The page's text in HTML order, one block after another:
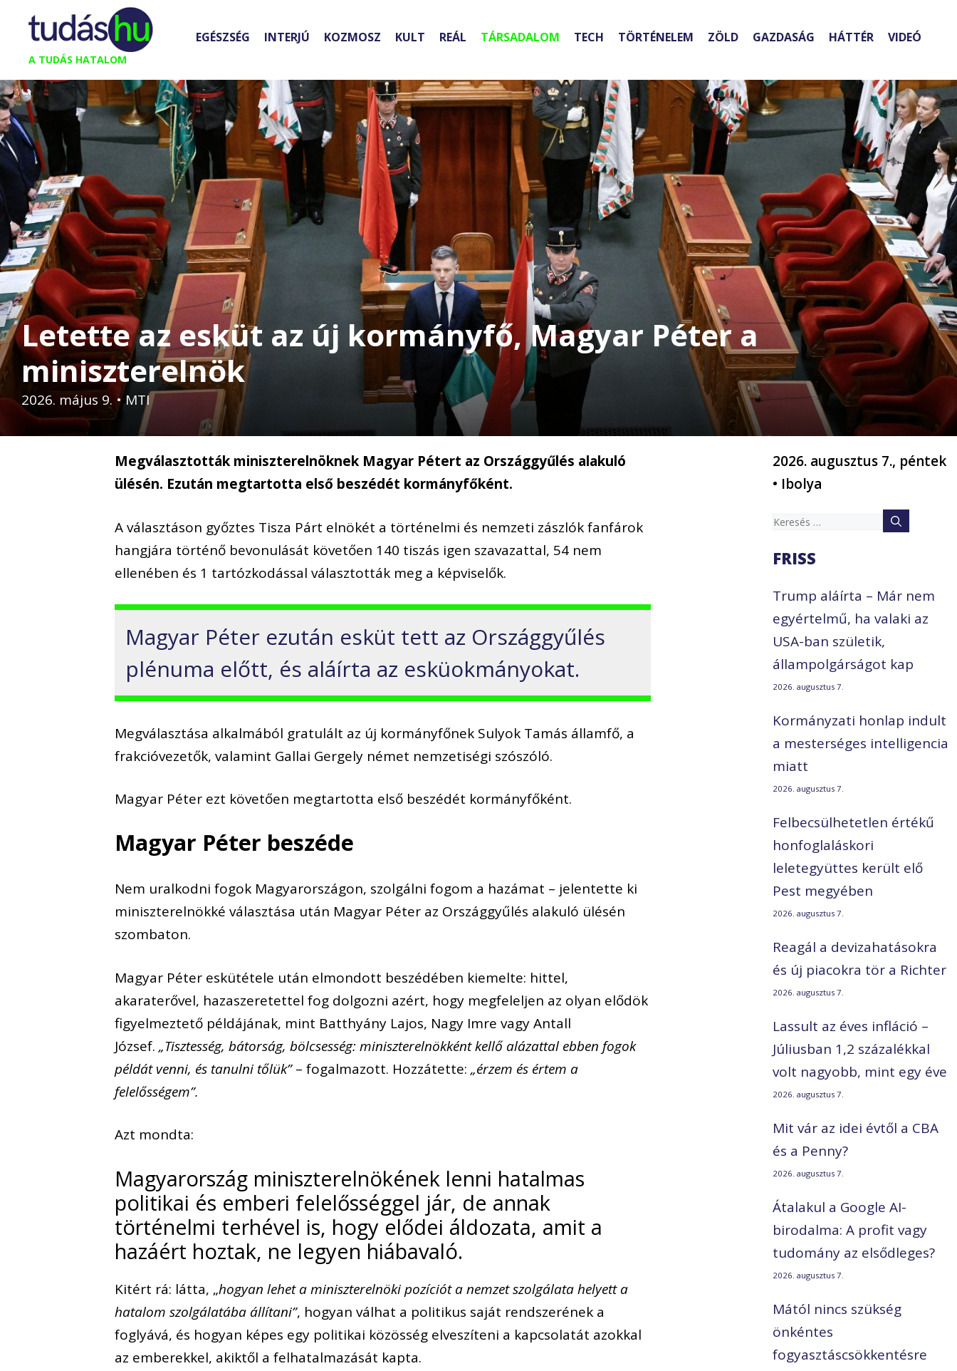
Kilépés
tartalomba
A TUDÁS HATALOM
EGÉSZSÉG INTERJÚ KOZMOSZ KULT REÁL TÁRSADALOM TECH TÖRTÉNELEM ZÖLD GAZDASÁG HÁTTÉR VIDEÓ
Letette az esküt az új kormányfő, Magyar Péter a
miniszterelnök
2026. május 9. •MTI
Megválasztották miniszterelnöknek Magyar Pétert az Országgyűlés alakuló
ülésén. Ezután megtartotta első beszédét kormányfőként.
A választáson győztes Tisza Párt elnökét a történelmi és nemzeti zászlók fanfárok
hangjára történő bevonulását követően 140 tiszás igen szavazattal, 54 nem
ellenében és 1 tartózkodással választották meg a képviselők.
Magyar Péter ezután esküt tett az Országgyűlés
plénuma előtt, és aláírta az esküokmányokat.
Megválasztása alkalmából gratulált az új kormányfőnek Sulyok Tamás államfő, a
frakcióvezetők, valamint Gallai Gergely német nemzetiségi szószóló.
Magyar Péter ezt követően megtartotta első beszédét kormányfőként.
Magyar Péter beszéde
Nem uralkodni fogok Magyarországon, szolgálni fogom a hazámat – jelentette ki
miniszterelnökké választása után Magyar Péter az Országgyűlés alakuló ülésén
szombaton.
Magyar Péter eskütétele után elmondott beszédében kiemelte: hittel,
akaraterővel, hazaszeretettel fog dolgozni azért, hogy megfeleljen az olyan elődök
figyelmeztető példájának, mint Batthyány Lajos, Nagy Imre vagy Antall
József.„Tisztesség, bátorság, bölcsesség: miniszterelnökként kellő alázattal ebben fogok
példát venni, és tanulni tőlük”– fogalmazott. Hozzátette:„érzem és értem a
felelősségem”.
Azt mondta:
Magyarország miniszterelnökének lenni hatalmas
politikai és emberi felelősséggel jár, de annak
történelmi terhével is, hogy elődei áldozata, amit a
hazáért hoztak, ne legyen hiábavaló.
Kitért rá: látta, „hogyan lehet a miniszterelnöki pozíciót a nemzet szolgálata helyett a
hatalom szolgálatába állítani”, hogyan válhat a politikus saját rendszerének a
foglyává, és hogyan képes egy politikai közösség elveszíteni a kapcsolatát azokkal
az emberekkel, akiktől a felhatalmazását kapta.
2026. augusztus 7., péntek
• Ibolya
Keresés:
FRISS
Trump aláírta – Már nem
egyértelmű, ha valaki az
USA-ban születik,
állampolgárságot kap
2026. augusztus 7.
Kormányzati honlap indult
a mesterséges intelligencia
miatt
2026. augusztus 7.
Felbecsülhetetlen értékű
honfoglaláskori
leletegyüttes került elő
Pest megyében
2026. augusztus 7.
Reagál a devizahatásokra
és új piacokra tör a Richter
2026. augusztus 7.
Lassult az éves infláció –
Júliusban 1,2 százalékkal
volt nagyobb, mint egy éve
2026. augusztus 7.
Mit vár az idei évtől a CBA
és a Penny?
2026. augusztus 7.
Átalakul a Google AI-
birodalma: A profit vagy
tudomány az elsődleges?
2026. augusztus 7.
Mától nincs szükség
önkéntes
fogyasztáscsökkentésre